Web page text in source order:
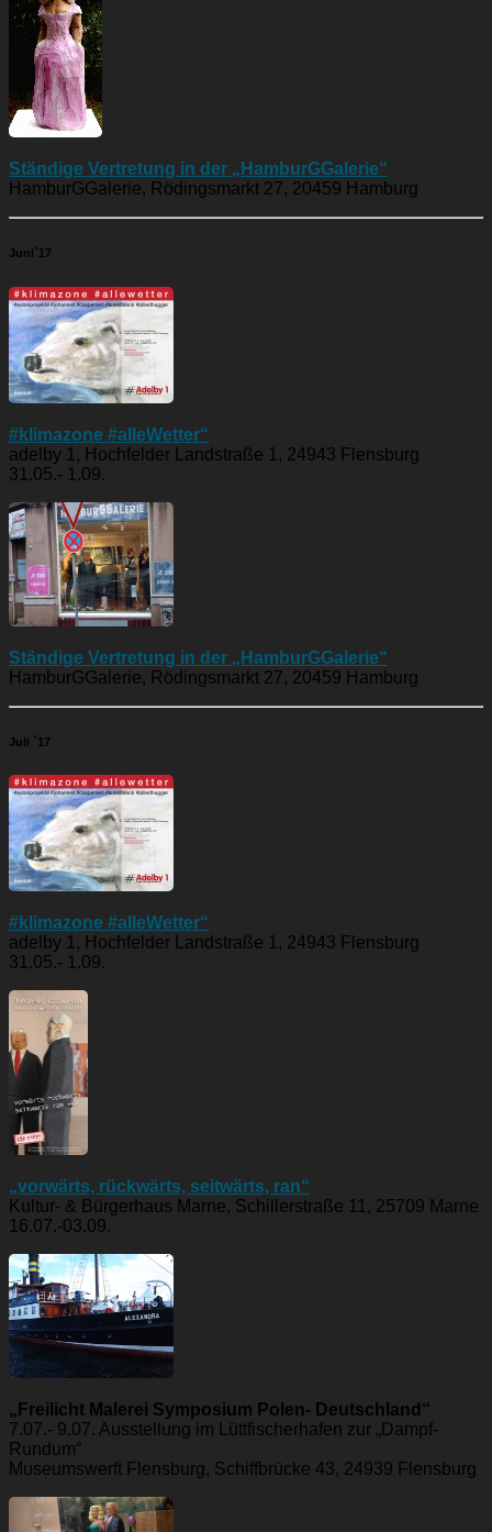
Ständige Vertretung in der „HamburGGalerie“
HamburGGalerie, Rödingsmarkt 27, 20459 Hamburg
Juni`17
#klimazone #alleWetter“
adelby 1, Hochfelder Landstraße 1, 24943 Flensburg
31.05.- 1.09.
Ständige Vertretung in der „HamburGGalerie“
HamburGGalerie, Rödingsmarkt 27, 20459 Hamburg
Juli `17
#klimazone #alleWetter“
adelby 1, Hochfelder Landstraße 1, 24943 Flensburg
31.05.- 1.09.
„vorwärts, rückwärts, seitwärts, ran“
Kultur- & Bürgerhaus Marne, Schillerstraße 11, 25709 Marne
16.07.-03.09.
„Freilicht Malerei Symposium Polen- Deutschland“
7.07.- 9.07. Ausstellung im Lüttfischerhafen zur „Dampf-
Rundum“
Museumswerft Flensburg, Schiffbrücke 43, 24939 Flensburg